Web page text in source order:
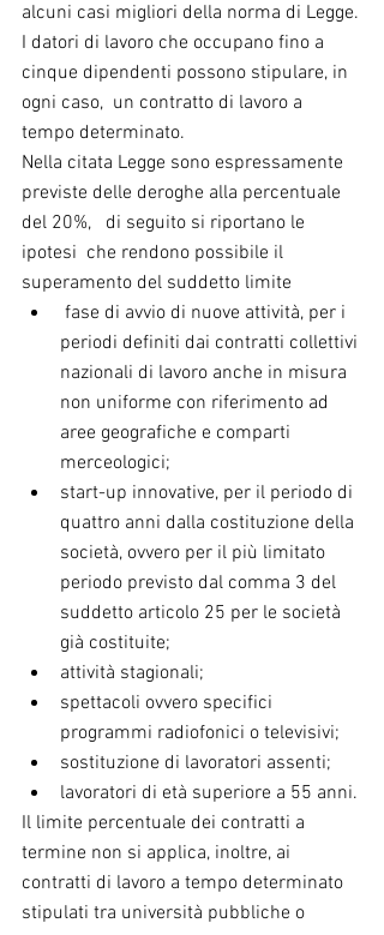
alcuni casi migliori della norma di Legge.
I datori di lavoro che occupano fino a
cinque dipendenti possono stipulare, in
ogni caso,  un contratto di lavoro a
tempo determinato.
Nella citata Legge sono espressamente
previste delle deroghe alla percentuale
del 20%,   di seguito si riportano le
ipotesi  che rendono possibile il
superamento del suddetto limite
periodi definiti dai contratti collettivi
nazionali di lavoro anche in misura
non uniforme con riferimento ad
aree geografiche e comparti
merceologici;
start-up innovative, per il periodo di
quattro anni dalla costituzione della
società, ovvero per il più limitato
periodo previsto dal comma 3 del
suddetto articolo 25 per le società
già costituite;
attività stagionali;
spettacoli ovvero specifici
programmi radiofonici o televisivi;
sostituzione di lavoratori assenti;
lavoratori di età superiore a 55 anni.
Il limite percentuale dei contratti a
termine non si applica, inoltre, ai
contratti di lavoro a tempo determinato
stipulati tra università pubbliche o